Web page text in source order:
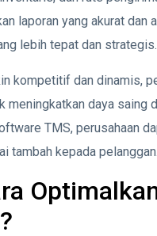
laporan yang akurat
lebih tepat dan strategis.
kompetitif dan dinamis,
meningkatkan daya saing
TMS, perusahaan
tambah kepada pelanggan.